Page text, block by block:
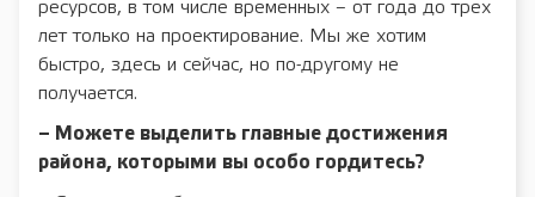
ресурсов, в том числе временных – от года до трех
лет только на проектирование. Мы же хотим
быстро, здесь и сейчас, но по-другому не
получается.
– Можете выделить главные достижения
района, которыми вы особо гордитесь?